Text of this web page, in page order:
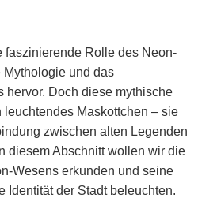
faszinierende Rolle des Neon-
und das
hervor. Doch diese mythische
leuchtendes Maskottchen – sie
zwischen alten Legenden
diesem Abschnitt wollen wir die
Wesens erkunden und seine
Identität der Stadt beleuchten.